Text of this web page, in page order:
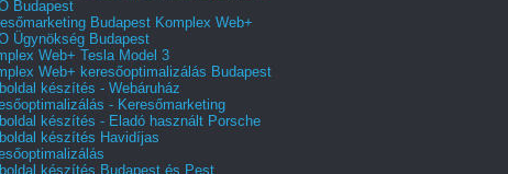
Budapest
Budapest Komplex Web+
Ügynökség Budapest
Web+ Tesla Model 3
Web+ keresőoptimalizálás Budapest
készítés - Webáruház
- Keresőmarketing
készítés - Eladó használt Porsche
készítés Havidíjas
készítés Budapest és Pest